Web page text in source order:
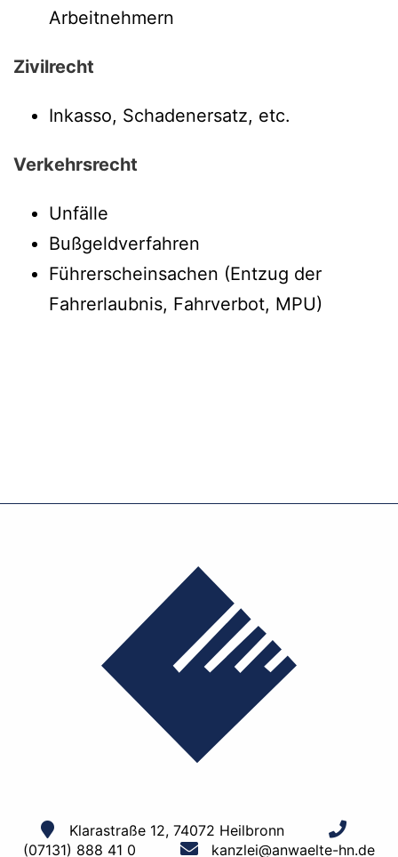
Arbeitnehmern
Zivilrecht
Inkasso, Schadenersatz, etc.
Verkehrsrecht
Unfälle
Bußgeldverfahren
Führerscheinsachen (Entzug der
Fahrerlaubnis, Fahrverbot, MPU)
Klarastraße 12, 74072 Heilbronn
(07131) 888 41 0
kanzlei@anwaelte-hn.de